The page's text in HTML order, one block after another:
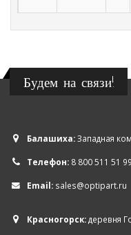
Будем на связи!
Балашиха:Западная
Телефон: 8 800 511 51 99
Email: sales@optipart.ru
Красногорск:деревня